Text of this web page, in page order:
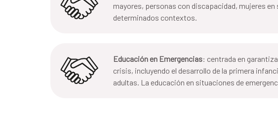
mayores, personas con discapacidad, mujeres
determinados contextos.
Educación en Emergencias: centrada en
crisis, incluyendo el desarrollo de la primera
adultas. La educación en situaciones de